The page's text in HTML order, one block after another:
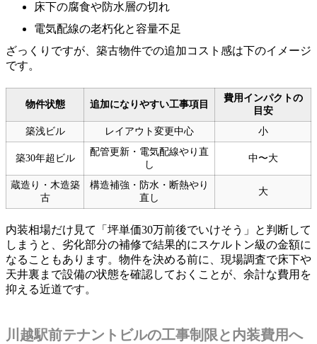
床下の腐食や防水層の切れ
電気配線の老朽化と容量不足
ざっくりですが、築古物件での追加コスト感は下のイメージ
です。
物件状態 追加になりやすい工事項目
費用インパクトの
目安
築浅ビル
レイアウト変更中心 小
築30年超ビル
配管更新・電気配線やり直
し
中〜大
蔵造り・木造築
古
構造補強・防水・断熱やり
直し
大
内装相場だけ見て「坪単価30万前後でいけそう」と判断して
しまうと、劣化部分の補修で結果的にスケルトン級の金額に
なることもあります。物件を決める前に、現場調査で床下や
天井裏まで設備の状態を確認しておくことが、余計な費用を
抑える近道です。
川越駅前テナントビルの工事制限と内装費用へ